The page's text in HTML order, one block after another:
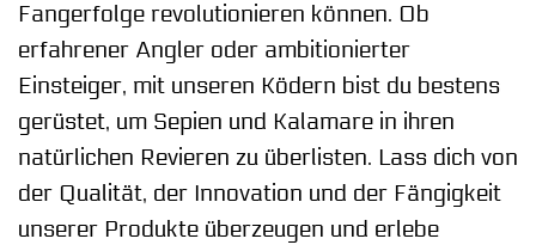
Fangerfolge revolutionieren können. Ob
erfahrener Angler oder ambitionierter
Einsteiger, mit unseren Ködern bist du bestens
gerüstet, um Sepien und Kalamare in ihren
natürlichen Revieren zu überlisten. Lass dich von
der Qualität, der Innovation und der Fängigkeit
unserer Produkte überzeugen und erlebe